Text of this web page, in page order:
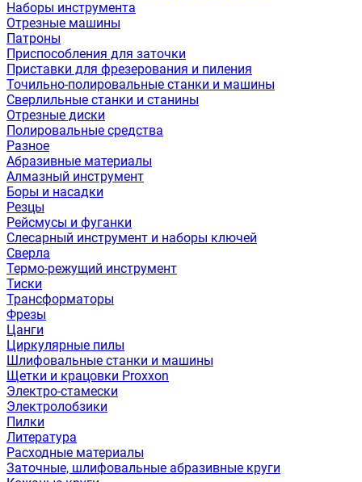
Наборы инструмента
Отрезные машины
Патроны
Приспособления для заточки
Приставки для фрезерования и пиления
Точильно-полировальные станки и машины
Сверлильные станки и станины
Отрезные диски
Полировальные средства
Разное
Абразивные материалы
Алмазный инструмент
Боры и насадки
Резцы
Рейсмусы и фуганки
Слесарный инструмент и наборы ключей
Сверла
Термо-режущий инструмент
Тиски
Трансформаторы
Фрезы
Цанги
Циркулярные пилы
Шлифовальные станки и машины
Щетки и крацовки Proxxon
Электро-стамески
Электролобзики
Пилки
Литература
Расходные материалы
Заточные, шлифовальные абразивные круги